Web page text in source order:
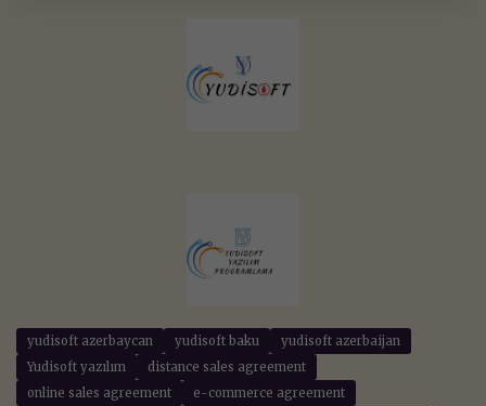
yudisoft azerbaycan yudisoft baku
yudisoft azerbaijan
Yudisoft yazılım
distance sales agreement
online sales agreement
e-commerce agreement